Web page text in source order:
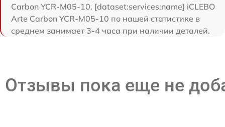
Carbon YCR-M05-10. [dataset:services:name] iCLEBO
Arte Carbon YCR-M05-10 по нашей статистике в
среднем занимает 3-4 часа при наличии деталей.
Отзывы пока еще не